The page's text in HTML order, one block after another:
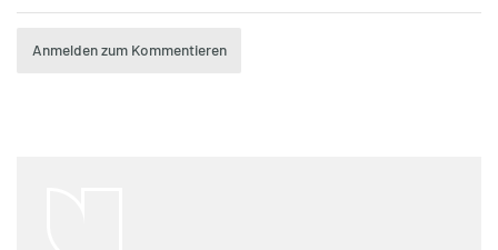
Anmelden zum Kommentieren